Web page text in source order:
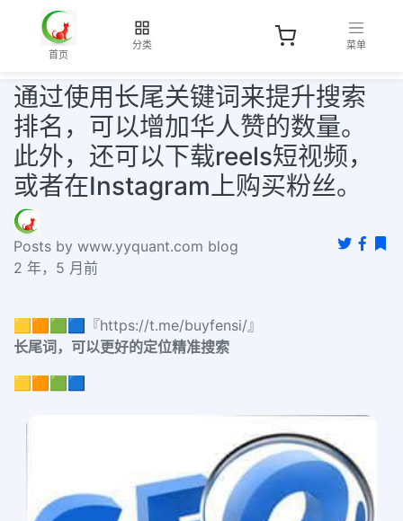
首页
分类 菜单
通过使用长尾关键词来提升搜索
排名，可以增加华人赞的数量。
此外，还可以下载reels短视频，
或者在Instagram上购买粉丝。
Posts by www.yyquant.com blog
2 年，5 月前
🟨🟧🟩🟦『https://t.me/buyfensi/』
长尾词，可以更好的定位精准搜索
🟨🟧🟩🟦